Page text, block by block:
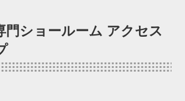
門ショールーム アクセス